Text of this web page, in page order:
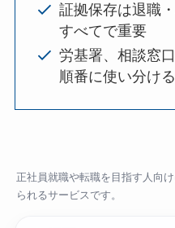
証拠保存は退職
すべてで重要
労基署、相談窓
順番に使い分ける
正社員就職や転職を目指す人向
られるサービスです。